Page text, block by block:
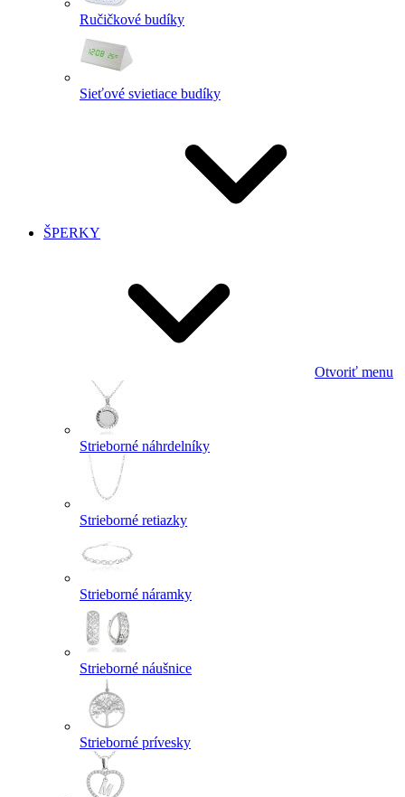
Ručičkové budíky
Sieťové svietiace budíky
ŠPERKY
Otvoriť menu
Strieborné náhrdelníky
Strieborné retiazky
Strieborné náramky
Strieborné náušnice
Strieborné prívesky